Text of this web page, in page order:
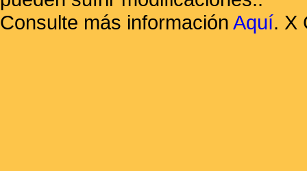
Consulte más información Aquí. X